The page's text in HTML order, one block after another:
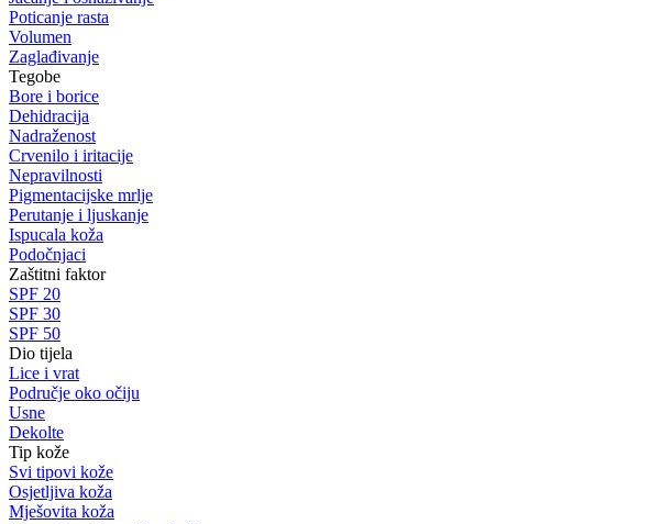
Poticanje rasta
Volumen
Zaglađivanje
Tegobe
Bore i borice
Dehidracija
Nadraženost
Crvenilo i iritacije
Nepravilnosti
Pigmentacijske mrlje
Perutanje i ljuskanje
Ispucala koža
Podočnjaci
Zaštitni faktor
SPF 20
SPF 30
SPF 50
Dio tijela
Lice i vrat
Područje oko očiju
Usne
Dekolte
Tip kože
Svi tipovi kože
Osjetljiva koža
Mješovita koža